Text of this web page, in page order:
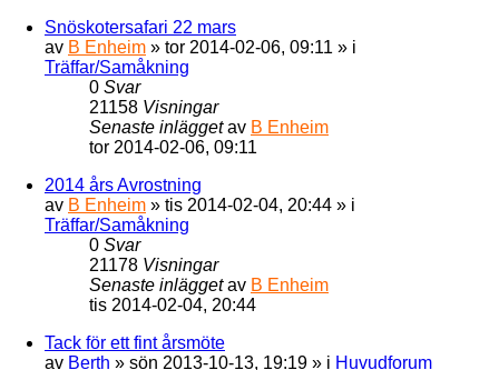
Snöskotersafari 22 mars
av B Enheim » tor 2014-02-06, 09:11 » i
Träffar/Samåkning
0 Svar
21158 Visningar
Senaste inläggetav B Enheim
tor 2014-02-06, 09:11
2014 års Avrostning
av B Enheim » tis 2014-02-04, 20:44 » i
Träffar/Samåkning
0 Svar
21178 Visningar
Senaste inläggetav B Enheim
tis 2014-02-04, 20:44
Tack för ett fint årsmöte
av Berth » sön 2013-10-13, 19:19 » i Huvudforum